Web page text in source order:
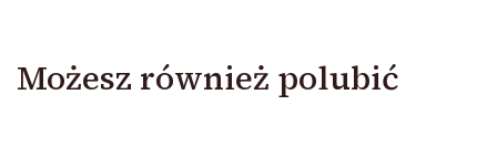
Możesz również polubić